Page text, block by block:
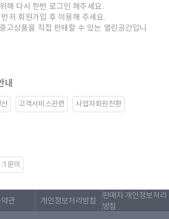
해 다시 한번 로그인 해주세요.
저 회원가입 후 이용해 주세요.
고상품을 직접 판매할 수 있는 열린공간입니
내
산 고객서비스관련 사업자회원전환
문의
관 개인정보처리방침
판매자 개인정보처리
방침